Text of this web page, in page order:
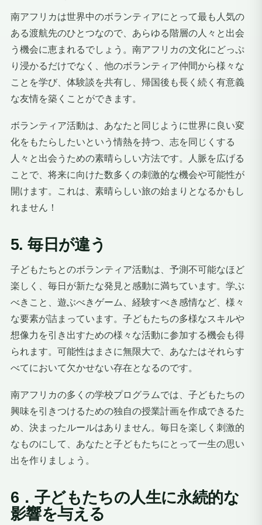
南アフリカは世界中のボランティアにとって最も人気の
ある渡航先のひとつなので、あらゆる階層の人々と出会
う機会に恵まれるでしょう。南アフリカの文化にどっぷ
り浸かるだけでなく、他のボランティア仲間から様々な
ことを学び、体験談を共有し、帰国後も長く続く有意義
な友情を築くことができます。
ボランティア活動は、あなたと同じように世界に良い変
化をもたらしたいという情熱を持つ、志を同じくする
人々と出会うための素晴らしい方法です。人脈を広げる
ことで、将来に向けた数多くの刺激的な機会や可能性が
開けます。これは、素晴らしい旅の始まりとなるかもし
れません！
5. 毎日が違う
子どもたちとのボランティア活動は、予測不可能なほど
楽しく、毎日が新たな発見と感動に満ちています。学ぶ
べきこと、遊ぶべきゲーム、経験すべき感情など、様々
な要素が詰まっています。子どもたちの多様なスキルや
想像力を引き出すための様々な活動に参加する機会も得
られます。可能性はまさに無限大で、あなたはそれらす
べてにおいて欠かせない存在となるのです。
南アフリカの多くの学校プログラムでは、子どもたちの
興味を引きつけるための独自の授業計画を作成できるた
め、決まったルールはありません。毎日を楽しく刺激的
なものにして、あなたと子どもたちにとって一生の思い
出を作りましょう。
6．子どもたちの人生に永続的な
影響を与える